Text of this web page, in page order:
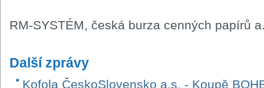
RM-SYSTÉM, česká burza cenných papírů
Další zprávy
Kofola ČeskoSlovensko a.s. - Koupě